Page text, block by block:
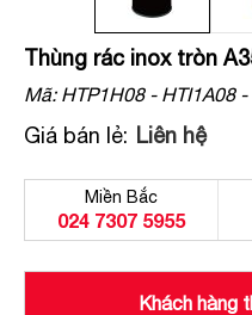
Thùng rác inox tròn
Mã:HTP1H08 - HTI1A08
Giá bán lẻ: Liên hệ
Miền Bắc
024 7307 5955
Khách hàng